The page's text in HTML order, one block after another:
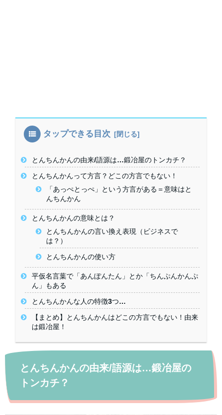
タップできる目次
とんちんかんの由来/語源は…鍛冶屋のトンカチ？
とんちんかんって方言？どこの方言でもない！
「あっぺとっぺ」という方言がある＝意味はと
んちんかん
とんちんかんの意味とは？
とんちんかんの言い換え表現（ビジネスで
は？）
とんちんかんの使い方
平仮名言葉で「あんぽんたん」とか「ちんぷんかんぷ
ん」もある
とんちんかんな人の特徴3つ…
【まとめ】とんちんかんはどこの方言でもない！由来
は鍛冶屋！
とんちんかんの由来/語源は…鍛冶屋の
トンカチ？